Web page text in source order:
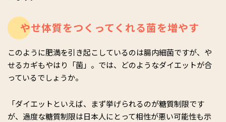
やせ体質をつくってくれる菌を増やす
このように肥満を引き起こしているのは腸内細菌ですが、や
せるカギもやはり「菌」。では、どのようなダイエットが合
っているでしょうか。
「ダイエットといえば、まず挙げられるのが糖質制限です
が、過度な糖質制限は日本人にとって相性が悪い可能性も示